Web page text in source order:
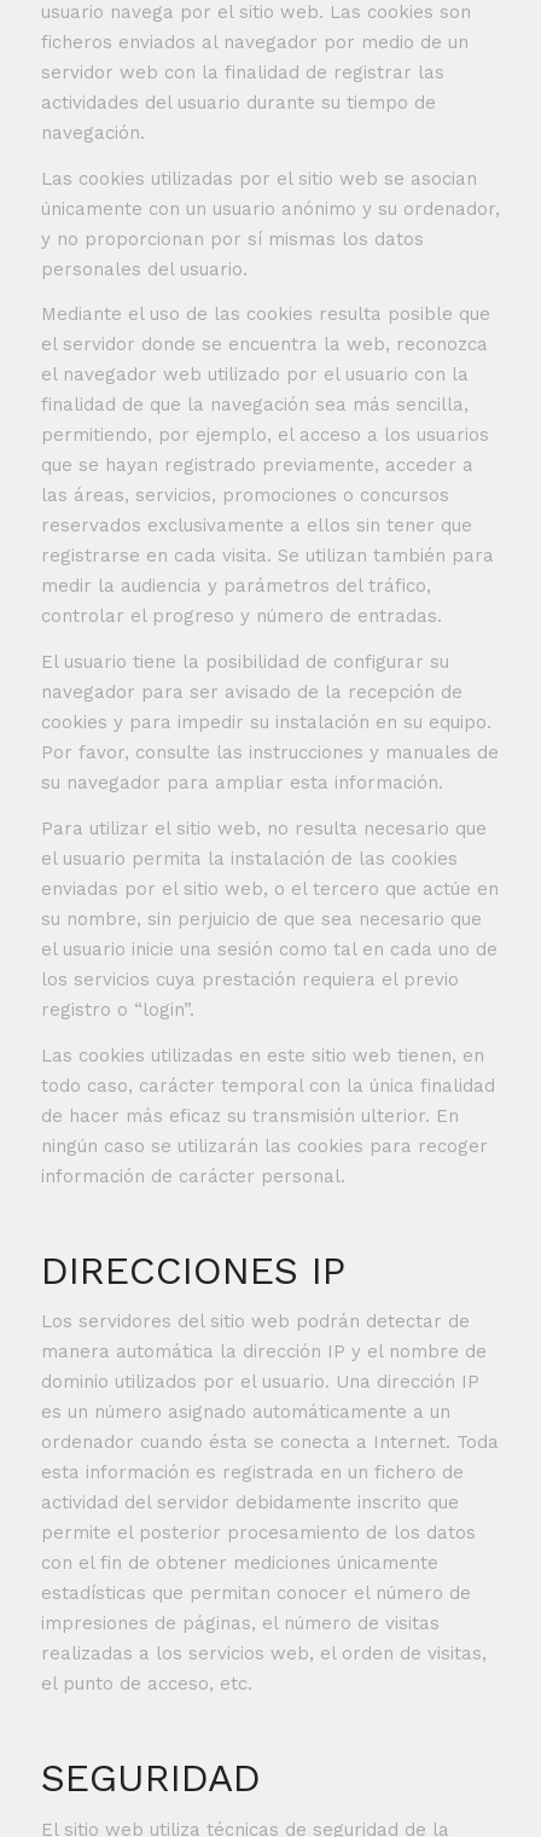
usuario navega por el sitio web. Las cookies son
ficheros enviados al navegador por medio de un
servidor web con la finalidad de registrar las
actividades del usuario durante su tiempo de
navegación.
Las cookies utilizadas por el sitio web se asocian
únicamente con un usuario anónimo y su ordenador,
y no proporcionan por sí mismas los datos
personales del usuario.
Mediante el uso de las cookies resulta posible que
el servidor donde se encuentra la web, reconozca
el navegador web utilizado por el usuario con la
finalidad de que la navegación sea más sencilla,
permitiendo, por ejemplo, el acceso a los usuarios
que se hayan registrado previamente, acceder a
las áreas, servicios, promociones o concursos
reservados exclusivamente a ellos sin tener que
registrarse en cada visita. Se utilizan también para
medir la audiencia y parámetros del tráfico,
controlar el progreso y número de entradas.
El usuario tiene la posibilidad de configurar su
navegador para ser avisado de la recepción de
cookies y para impedir su instalación en su equipo.
Por favor, consulte las instrucciones y manuales de
su navegador para ampliar esta información.
Para utilizar el sitio web, no resulta necesario que
el usuario permita la instalación de las cookies
enviadas por el sitio web, o el tercero que actúe en
su nombre, sin perjuicio de que sea necesario que
el usuario inicie una sesión como tal en cada uno de
los servicios cuya prestación requiera el previo
registro o “login”.
Las cookies utilizadas en este sitio web tienen, en
todo caso, carácter temporal con la única finalidad
de hacer más eficaz su transmisión ulterior. En
ningún caso se utilizarán las cookies para recoger
información de carácter personal.
DIRECCIONES IP
Los servidores del sitio web podrán detectar de
manera automática la dirección IP y el nombre de
dominio utilizados por el usuario. Una dirección IP
es un número asignado automáticamente a un
ordenador cuando ésta se conecta a Internet. Toda
esta información es registrada en un fichero de
actividad del servidor debidamente inscrito que
permite el posterior procesamiento de los datos
con el fin de obtener mediciones únicamente
estadísticas que permitan conocer el número de
impresiones de páginas, el número de visitas
realizadas a los servicios web, el orden de visitas,
el punto de acceso, etc.
SEGURIDAD
El sitio web utiliza técnicas de seguridad de la